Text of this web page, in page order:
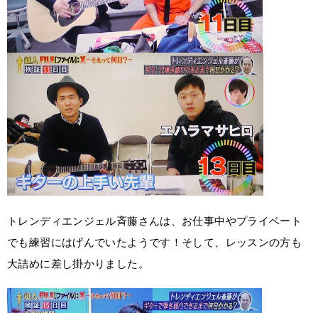
トレンディエンジェル斉藤さんは、お仕事中やプライベート
でも練習にはげんでいたようです！そして、レッスンの方も
大詰めに差し掛かりました。